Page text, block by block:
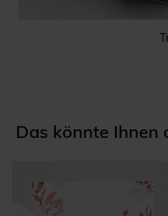
Das könnte Ihnen